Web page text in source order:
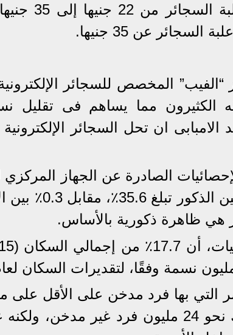
متوسط
عن 35 جنيها.
المخصص للسجائر الإلكترونية
الكثيرون مما يساهم فى تقليل
الامبابى ان تحل السجائر
الصادرة عن الجهاز المركزي
نسبة المدخنين
هي ظاهرة ذكورية بالأساس.
ما يعني أن هناك نحو 24 مليون فرد غير